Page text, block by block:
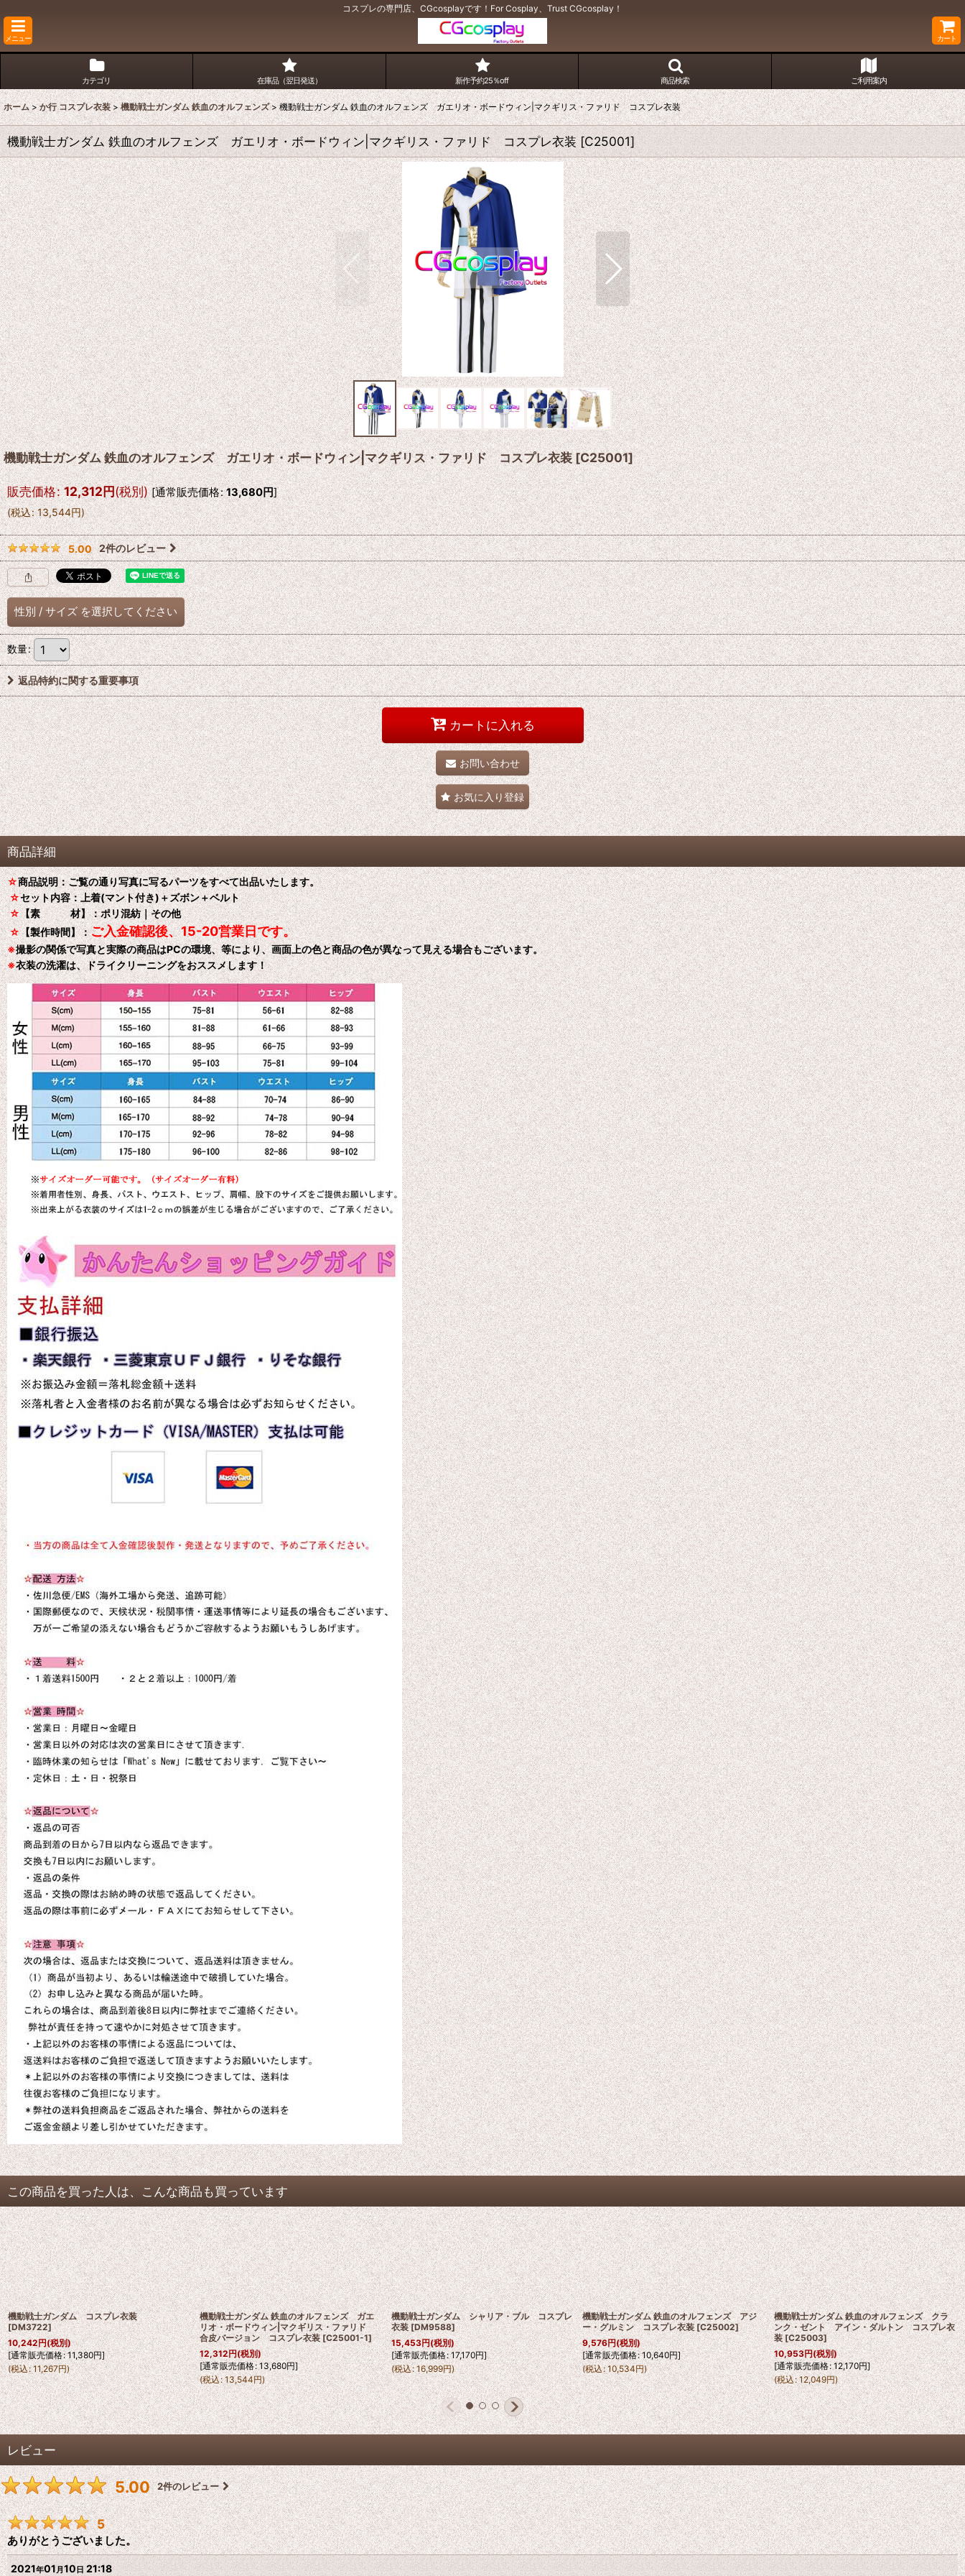
コスプレの専門店、CGcosplayです！For Cosplay、Trust CGcosplay！
メニュー カート
カテゴリ 在庫品（翌日発送） 新作予約25％off 商品検索 ご利用案内
ホーム > か行 コスプレ衣装 > 機動戦士ガンダム 鉄血のオルフェンズ > 機動戦士ガンダム 鉄血のオルフェンズ ガエリオ・ボードウィン|マクギリス・ファリド コスプレ衣装
機動戦士ガンダム 鉄血のオルフェンズ ガエリオ・ボードウィン|マクギリス・ファリド コスプレ衣装 [C25001]
機動戦士ガンダム 鉄血のオルフェンズ ガエリオ・ボードウィン|マクギリス・ファリド コスプレ衣装[C25001]
販売価格: 12,312円(税別) [通常販売価格: 13,680円]
(税込: 13,544円)
5.00 2件のレビュー
性別 / サイズ を選択してください
数量:
返品特約に関する重要事項
カートに入れる
お問い合わせ
お気に入り登録
商品詳細
☆商品説明：ご覧の通り写真に写るパーツをすべて出品いたします。
☆セット内容：上着(マント付き)＋ズボン＋ベルト
☆【素 材】：ポリ混紡｜その他
☆【製作時間】：ご入金確認後、15-20営業日です。
※撮影の関係で写真と実際の商品はPCの環境、等により、画面上の色と商品の色が異なって見える場合もございます。
※衣装の洗濯は、ドライクリーニングをおススメします！
この商品を買った人は、こんな商品も買っています
機動戦士ガンダム コスプレ衣装
[DM3722]
10,242円(税別)
[通常販売価格: 11,380円]
(税込: 11,267円)
機動戦士ガンダム 鉄血のオルフェンズ ガエ
リオ・ボードウィン|マクギリス・ファリド
合皮バージョン コスプレ衣装 [C25001-1]
12,312円(税別)
[通常販売価格: 13,680円]
(税込: 13,544円)
機動戦士ガンダム シャリア・ブル コスプレ
衣装 [DM9588]
15,453円(税別)
[通常販売価格: 17,170円]
(税込: 16,999円)
機動戦士ガンダム 鉄血のオルフェンズ アジ
ー・グルミン コスプレ衣装 [C25002]
9,576円(税別)
[通常販売価格: 10,640円]
(税込: 10,534円)
機動戦士ガンダム 鉄血のオルフェンズ クラ
ンク・ゼント アイン・ダルトン コスプレ衣
装 [C25003]
10,953円(税別)
[通常販売価格: 12,170円]
(税込: 12,049円)
レビュー
5.00 2件のレビュー
5
ありがとうございました。
2021年01月10日21:18